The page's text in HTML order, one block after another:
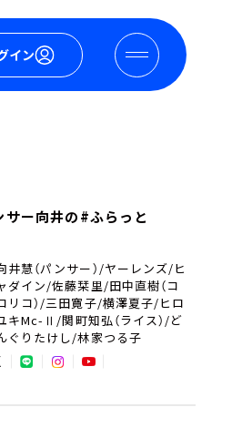
イン
サー向井の#ふらっと
井慧（パンサー）/ヤーレンズ/ヒ
ダイン/佐藤栞里/田中直樹（コ
リコ）/三田寛子/横澤夏子/ヒロ
キMc-Ⅱ/関町知弘（ライス）/ど
ぐりたけし/林家つる子